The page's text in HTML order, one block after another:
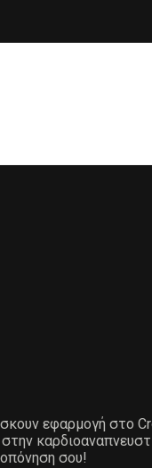
εφαρμογή
σου!